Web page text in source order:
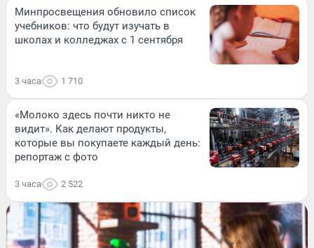
Минпросвещения обновило список
учебников: что будут изучать в
школах и колледжах с 1 сентября
3 часа 1 710
«Молоко здесь почти никто не
видит». Как делают продукты,
которые вы покупаете каждый день:
репортаж с фото
3 часа 2 522